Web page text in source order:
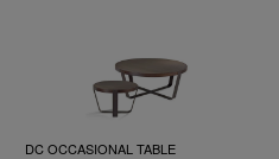
DC OCCASIONAL TABLE